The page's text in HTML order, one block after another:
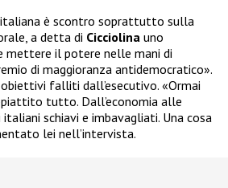
italiana è scontro soprattutto sulla
a detta di Cicciolina uno
mettere il potere nelle mani di
di maggioranza antidemocratico».
falliti dall’esecutivo. «Ormai
tutto. Dall’economia alle
schiavi e imbavagliati. Una cosa
lei nell’intervista.